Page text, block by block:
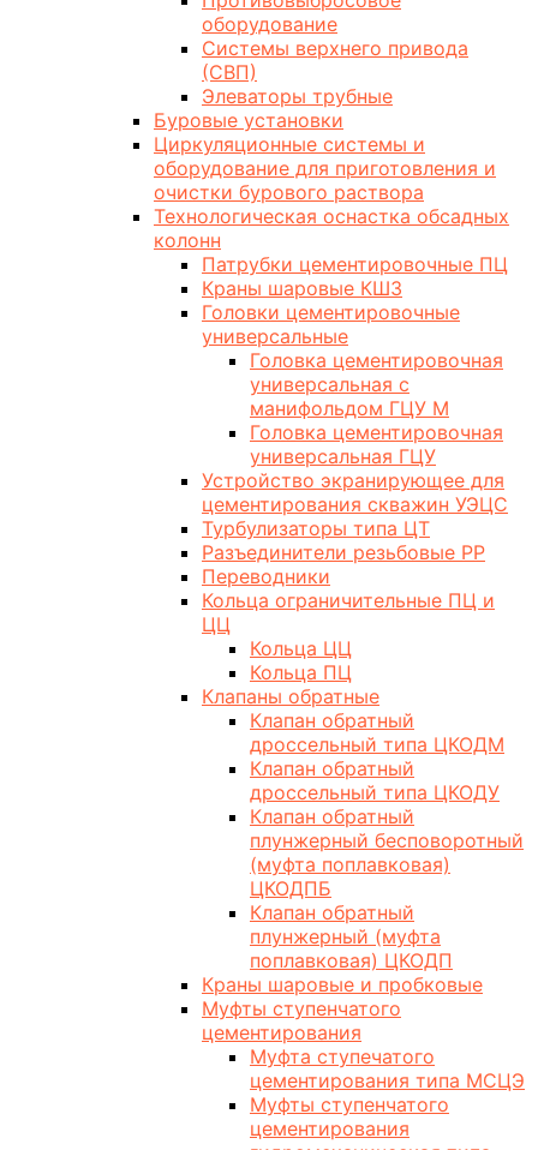
оборудование
Системы верхнего привода
(СВП)
Элеваторы трубные
Буровые установки
Циркуляционные системы и
оборудование для приготовления и
очистки бурового раствора
Технологическая оснастка обсадных
колонн
Патрубки цементировочные ПЦ
Краны шаровые КШЗ
Головки цементировочные
универсальные
Головка цементировочная
универсальная с
манифольдом ГЦУ М
Головка цементировочная
универсальная ГЦУ
Устройство экранирующее для
цементирования скважин УЭЦС
Турбулизаторы типа ЦТ
Разъединители резьбовые РР
Переводники
Кольца ограничительные ПЦ и
ЦЦ
Кольца ЦЦ
Кольца ПЦ
Клапаны обратные
Клапан обратный
дроссельный типа ЦКОДМ
Клапан обратный
дроссельный типа ЦКОДУ
Клапан обратный
плунжерный бесповоротный
(муфта поплавковая)
ЦКОДПБ
Клапан обратный
плунжерный (муфта
поплавковая) ЦКОДП
Краны шаровые и пробковые
Муфты ступенчатого
цементирования
Муфта ступечатого
цементирования типа МСЦЭ
Муфты ступенчатого
цементирования